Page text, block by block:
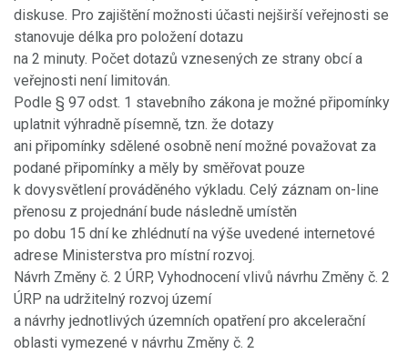
diskuse. Pro zajištění možnosti účasti nejširší veřejnosti se
stanovuje délka pro položení dotazu
na 2 minuty. Počet dotazů vznesených ze strany obcí a
veřejnosti není limitován.
Podle § 97 odst. 1 stavebního zákona je možné připomínky
uplatnit výhradně písemně, tzn. že dotazy
ani připomínky sdělené osobně není možné považovat za
podané připomínky a měly by směřovat pouze
k dovysvětlení prováděného výkladu. Celý záznam on-line
přenosu z projednání bude následně umístěn
po dobu 15 dní ke zhlédnutí na výše uvedené internetové
adrese Ministerstva pro místní rozvoj.
Návrh Změny č. 2 ÚRP, Vyhodnocení vlivů návrhu Změny č. 2
ÚRP na udržitelný rozvoj území
a návrhy jednotlivých územních opatření pro akcelerační
oblasti vymezené v návrhu Změny č. 2